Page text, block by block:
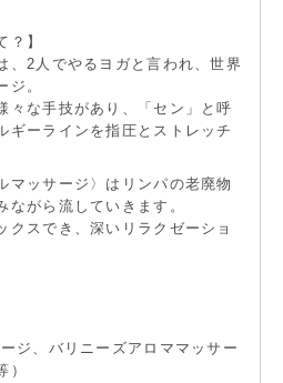
？】
、2人でやるヨガと言われ、世界
ジ。
々な手技があり、「セン」と呼
ギーラインを指圧とストレッチ
マッサージ〉はリンパの老廃物
ながら流していきます。
クスでき、深いリラクゼーショ
ジ、バリニーズアロママッサー
）